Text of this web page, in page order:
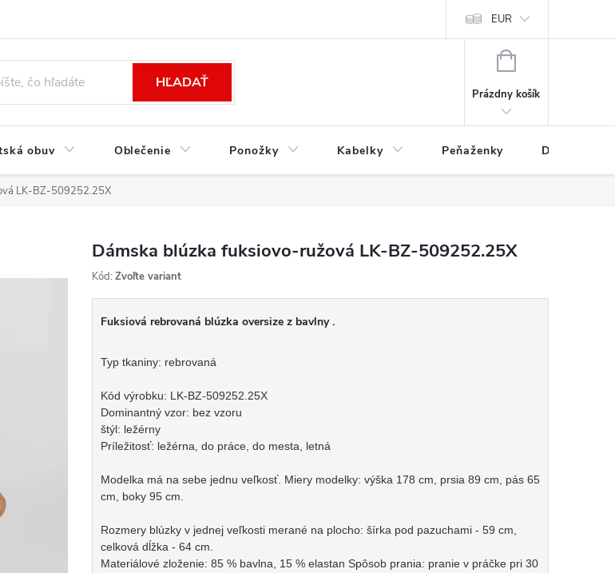
Podmienky ochrany osobných údajov
EUR
HĽADAŤ
NÁKUPNÝ
Prázdny košík
obuv Oblečenie Ponožky Kabelky Peňaženky Drogéria
LK-BZ-509252.25X
Dámska blúzka fuksiovo-ružová LK-BZ-509252.25X
Kód: Zvoľte variant
Fuksiová rebrovaná blúzka oversize z bavlny .
Typ tkaniny: rebrovaná
Kód výrobku: LK-BZ-509252.25X
Dominantný vzor: bez vzoru
štýl: ležérny
Príležitosť: ležérna, do práce, do mesta, letná
Modelka má na sebe jednu veľkosť. Miery modelky: výška 178 cm, prsia 89 cm, pás 65
cm, boky 95 cm.
Rozmery blúzky v jednej veľkosti merané na plocho: šírka pod pazuchami - 59 cm,
celková dĺžka - 64 cm.
Materiálové zloženie: 85 % bavlna, 15 % elastan Spôsob prania: pranie v práčke pri 30